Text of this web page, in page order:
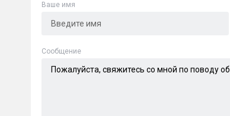
Ваше имя
Cообщение